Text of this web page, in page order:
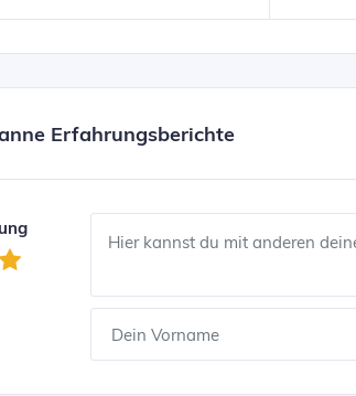
Erfahrungsberichte